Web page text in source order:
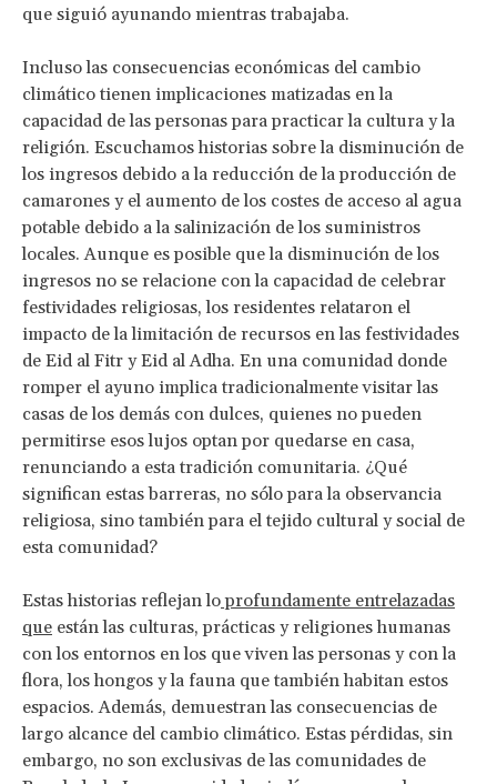
que siguió ayunando mientras trabajaba.
Incluso las consecuencias económicas del cambio
climático tienen implicaciones matizadas en la
capacidad de las personas para practicar la cultura y la
religión. Escuchamos historias sobre la disminución de
los ingresos debido a la reducción de la producción de
camarones y el aumento de los costes de acceso al agua
potable debido a la salinización de los suministros
locales. Aunque es posible que la disminución de los
ingresos no se relacione con la capacidad de celebrar
festividades religiosas, los residentes relataron el
impacto de la limitación de recursos en las festividades
de Eid al Fitr y Eid al Adha. En una comunidad donde
romper el ayuno implica tradicionalmente visitar las
casas de los demás con dulces, quienes no pueden
permitirse esos lujos optan por quedarse en casa,
renunciando a esta tradición comunitaria. ¿Qué
significan estas barreras, no sólo para la observancia
religiosa, sino también para el tejido cultural y social de
esta comunidad?
Estas historias reflejan loprofundamente entrelazadas
que están las culturas, prácticas y religiones humanas
con los entornos en los que viven las personas y con la
flora, los hongos y la fauna que también habitan estos
espacios. Además, demuestran las consecuencias de
largo alcance del cambio climático. Estas pérdidas, sin
embargo, no son exclusivas de las comunidades de